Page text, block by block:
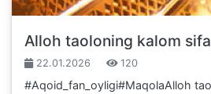
Alloh taoloning kalom
22.01.2026 120
#Aqoid_fan_oyligi#MaqolaAlloh